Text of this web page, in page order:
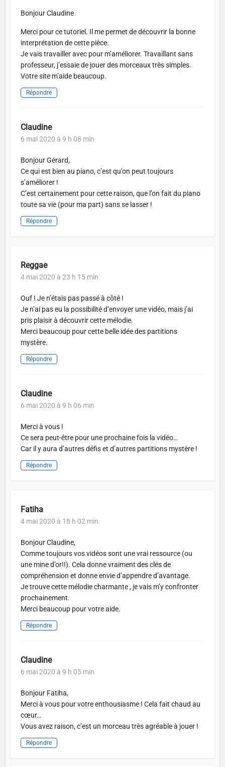
Bonjour Claudine
Merci pour ce tutoriel. Il me permet de découvrir la bonne
interprétation de cette pièce.
Je vais travailler avec pour m’améliorer. Travaillant sans
professeur, j’essaie de jouer des morceaux très simples.
Votre site m’aide beaucoup.
Répondre
Claudine
6 mai 2020 à 9 h 08 min
Bonjour Gérard,
Ce qui est bien au piano, c’est qu’on peut toujours
s’améliorer !
C’est certainement pour cette raison, que l’on fait du piano
toute sa vie (pour ma part) sans se lasser !
Répondre
Reggae
4 mai 2020 à 23 h 15 min
Ouf ! Je n’étais pas passé à côté !
Je n’ai pas eu la possibilité d’envoyer une vidéo, mais j’ai
pris plaisir à découvrir cette mélodie.
Merci beaucoup pour cette belle idée des partitions
mystère.
Répondre
Claudine
6 mai 2020 à 9 h 06 min
Merci à vous !
Ce sera peut-être pour une prochaine fois la vidéo…
Car il y aura d’autres défis et d’autres partitions mystère !
Répondre
Fatiha
4 mai 2020 à 18 h 02 min
Bonjour Claudine,
Comme toujours vos vidéos sont une vrai ressource (ou
une mine d’or!!). Cela donne vraiment des clés de
compréhension et donne envie d’appendre d’avantage.
Je trouve cette mélodie charmante , je vais m’y confronter
prochainement.
Merci beaucoup pour votre aide.
Répondre
Claudine
6 mai 2020 à 9 h 05 min
Bonjour Fatiha,
Merci à vous pour votre enthousiasme ! Cela fait chaud au
cœur…
Vous avez raison, c’est un morceau très agréable à jouer !
Répondre